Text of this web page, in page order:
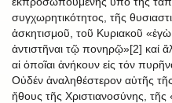
συγχωρητικότητος, τῆς
ἀσκητισμοῦ, τοῦ Κυριακοῦ
ἀντιστῆναι τῷ πονηρῷ»[2] καί
αἱ ὁποῖαι ἀνήκουν εἰς τόν
Οὐδέν ἀναληθέστερον αὐτῆς
ἤθους τῆς Χριστιανοσύνης,